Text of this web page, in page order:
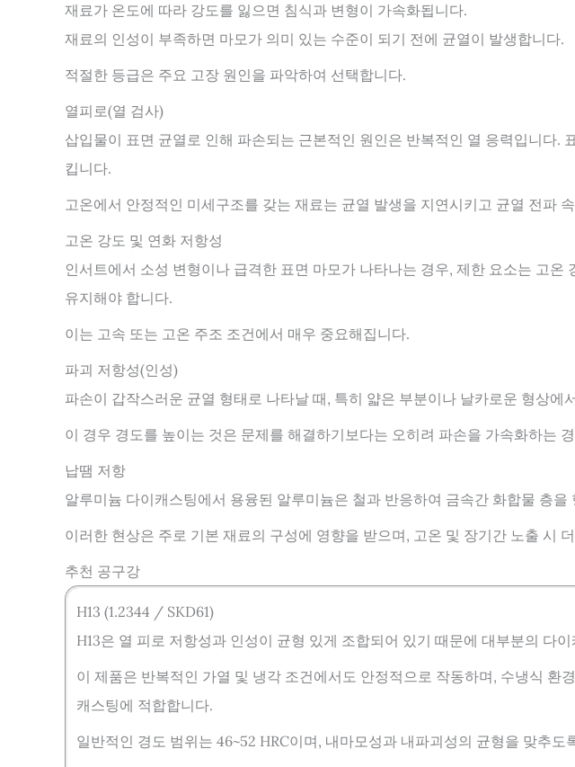
재료가 온도에 따라 강도를 잃으면 침식과 변형이 가속화됩니다.
재료의 인성이 부족하면 마모가 의미 있는 수준이 되기 전에 균열이 발생합니다.
적절한 등급은 주요 고장 원인을 파악하여 선택합니다.
열피로(열 검사)
삽입물이 표면 균열로 인해 파손되는 근본적인 원인은 반복적인 열 응력입니다.
킵니다.
고온에서 안정적인 미세구조를 갖는 재료는 균열 발생을 지연시키고 균열 전파
고온 강도 및 연화 저항성
인서트에서 소성 변형이나 급격한 표면 마모가 나타나는 경우, 제한 요소는 고
유지해야 합니다.
이는 고속 또는 고온 주조 조건에서 매우 중요해집니다.
파괴 저항성(인성)
파손이 갑작스러운 균열 형태로 나타날 때, 특히 얇은 부분이나 날카로운 형상에
이 경우 경도를 높이는 것은 문제를 해결하기보다는 오히려 파손을 가속화하는
납땜 저항
알루미늄 다이캐스팅에서 용융된 알루미늄은 철과 반응하여 금속간 화합물 층
이러한 현상은 주로 기본 재료의 구성에 영향을 받으며, 고온 및 장기간 노출 시
추천 공구강
H13 (1.2344 / SKD61)
H13은 열 피로 저항성과 인성이 균형 있게 조합되어 있기 때문에 대부분의 다
이 제품은 반복적인 가열 및 냉각 조건에서도 안정적으로 작동하며, 수냉식
캐스팅에 적합합니다.
일반적인 경도 범위는 46~52 HRC이며, 내마모성과 내파괴성의 균형을 맞추도